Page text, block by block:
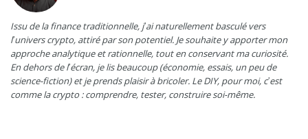
Issu de la finance traditionnelle, j’ai naturellement basculé vers
l’univers crypto, attiré par son potentiel. Je souhaite y apporter mon
approche analytique et rationnelle, tout en conservant ma curiosité.
En dehors de l’écran, je lis beaucoup (économie, essais, un peu de
science-fiction) et je prends plaisir à bricoler. Le DIY, pour moi, c’est
comme la crypto : comprendre, tester, construire soi-même.